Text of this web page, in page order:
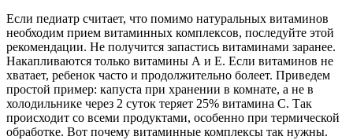
Если педиатр считает, что помимо натуральных витаминов
необходим прием витаминных комплексов, последуйте этой
рекомендации. Не получится запастись витаминами заранее.
Накапливаются только витамины А и Е. Если витаминов не
хватает, ребенок часто и продолжительно болеет. Приведем
простой пример: капуста при хранении в комнате, а не в
холодильнике через 2 суток теряет 25% витамина С. Так
происходит со всеми продуктами, особенно при термической
обработке. Вот почему витаминные комплексы так нужны.